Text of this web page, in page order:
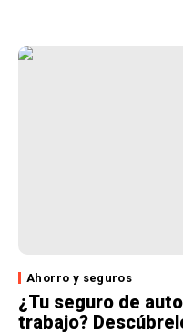
Ahorro y seguros
¿Tu seguro de
trabajo?